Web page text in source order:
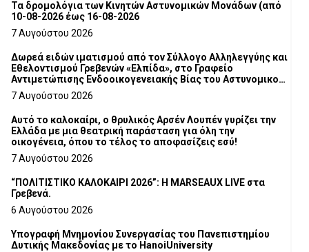
Τα δρομολόγια των Κινητών Αστυνομικών Μονάδων (από
10-08-2026 έως 16-08-2026
7 Αυγούστου 2026
Δωρεά ειδών ιματισμού από τον Σύλλογο Αλληλεγγύης και
Εθελοντισμού Γρεβενών «Ελπίδα», στο Γραφείο
Αντιμετώπισης Ενδοοικογενειακής Βίας του Αστυνομικού
Τμήματος Γρεβενών
7 Αυγούστου 2026
Αυτό το καλοκαίρι, ο θρυλικός Αρσέν Λουπέν γυρίζει την
Ελλάδα με μια θεατρική παράσταση για όλη την
οικογένεια, όπου το τέλος το αποφασίζεις εσύ!
7 Αυγούστου 2026
“ΠΟΛΙΤΙΣΤΙΚΟ ΚΑΛΟΚΑΙΡΙ 2026”: Η MARSEAUX LIVE στα
Γρεβενά.
6 Αυγούστου 2026
Υπογραφή Μνημονίου Συνεργασίας του Πανεπιστημίου
Δυτικής Μακεδονίας με το HanoiUniversity